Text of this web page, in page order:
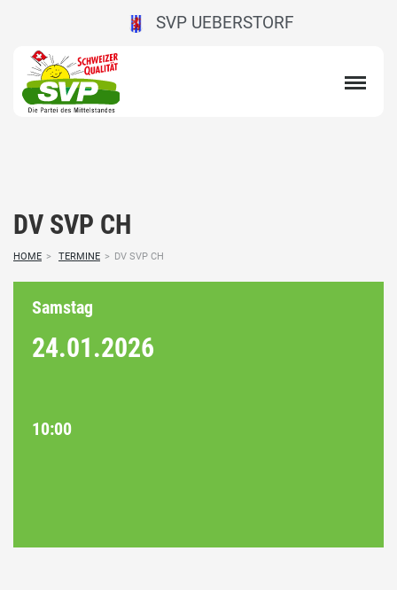
SVP UEBERSTORF
DV SVP CH
HOME > TERMINE > DV SVP CH
Samstag
24.01.2026
10:00